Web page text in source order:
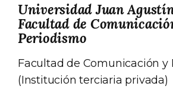
Universidad Juan
Facultad de
Periodismo
Facultad de Comunicación y
(Institución terciaria privada)